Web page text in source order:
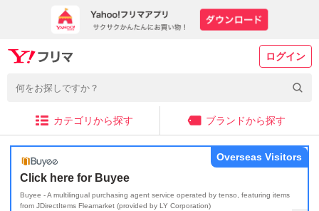
ログイン
カテゴリから探す ブランドから探す
Click here for Buyee
Buyee - A multilingual purchasing agent service operated by tenso, featuring items
from JDirectItems Fleamarket (provided by LY Corporation)
Overseas Visitors